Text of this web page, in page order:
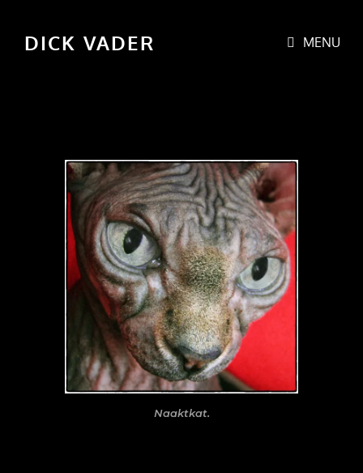
DICK VADER MENU
Naaktkat.